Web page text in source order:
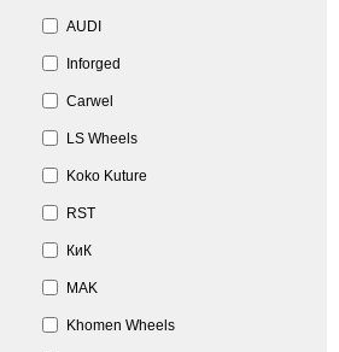
AUDI
Inforged
Carwel
LS Wheels
Koko Kuture
RST
КиК
MAK
Khomen Wheels